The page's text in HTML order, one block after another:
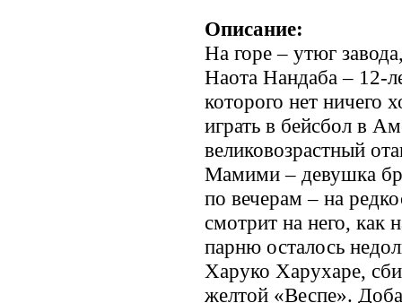
Описание:
На горе – утюг
Наота Нандаба – 12-
которого нет ничего
играть в бейсбол в
великовозрастный
Мамими – девушка
по вечерам – на
смотрит на него, как
парню осталось
Харуко Харухаре,
желтой «Веспе».